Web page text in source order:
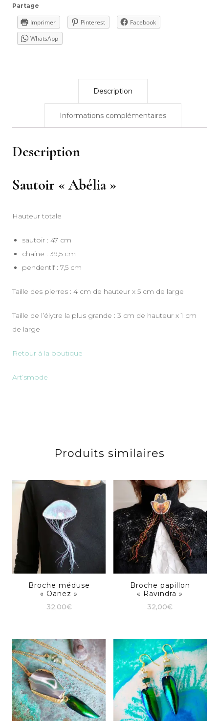
Partage
Imprimer Pinterest
Facebook
WhatsApp
Description
Informations complémentaires
Description
Sautoir « Abélia »
Hauteur totale
sautoir : 47 cm
chaine : 39,5 cm
pendentif : 7,5 cm
Taille des pierres : 4 cm de hauteur x 5 cm de large
Taille de l’élytre la plus grande : 3 cm de hauteur x 1 cm
de large
Retour à la boutique
Art’smode
Produits similaires
Broche méduse
« Oanez »
32,00€
Broche papillon
« Ravindra »
32,00€